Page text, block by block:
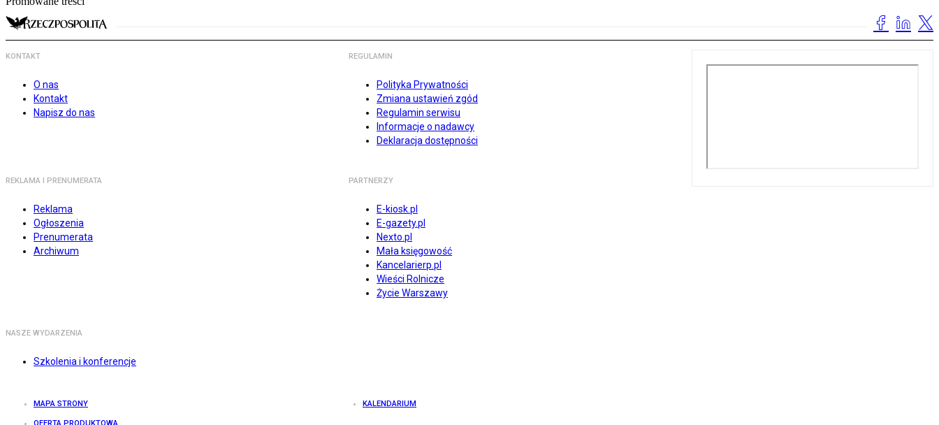
KONTAKT
O nas
Kontakt
Napisz do nas
REGULAMIN
Polityka Prywatności
Zmiana ustawień zgód
Regulamin serwisu
Informacje o nadawcy
Deklaracja dostępności
REKLAMA I PRENUMERATA
Reklama
Ogłoszenia
Prenumerata
Archiwum
PARTNERZY
E-kiosk.pl
E-gazety.pl
Nexto.pl
Mała księgowość
Kancelarierp.pl
Wieści Rolnicze
Życie Warszawy
NASZE WYDARZENIA
Szkolenia i konferencje
MAPA STRONY KALENDARIUM